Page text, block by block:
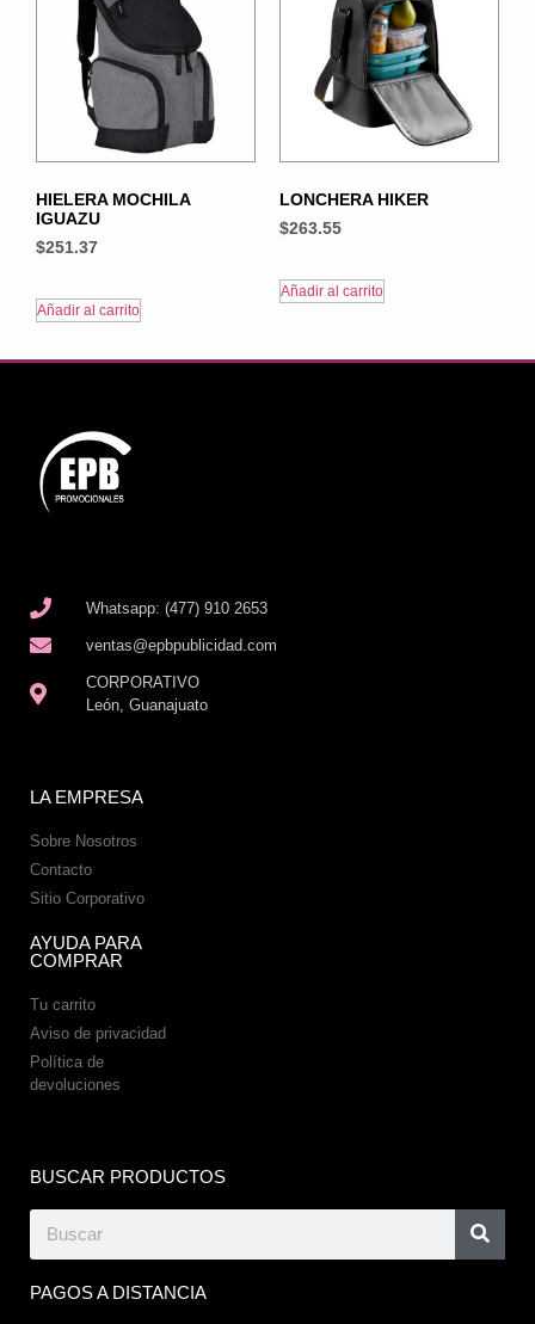
HIELERA MOCHILA
IGUAZU
$251.37
Añadir al carrito
LONCHERA HIKER
$263.55
Añadir al carrito
Whatsapp: (477) 910 2653
ventas@epbpublicidad.com
CORPORATIVO
León, Guanajuato
LA EMPRESA
Sobre Nosotros
Contacto
Sitio Corporativo
AYUDA PARA
COMPRAR
Tu carrito
Aviso de privacidad
Política de
devoluciones
BUSCAR PRODUCTOS
PAGOS A DISTANCIA